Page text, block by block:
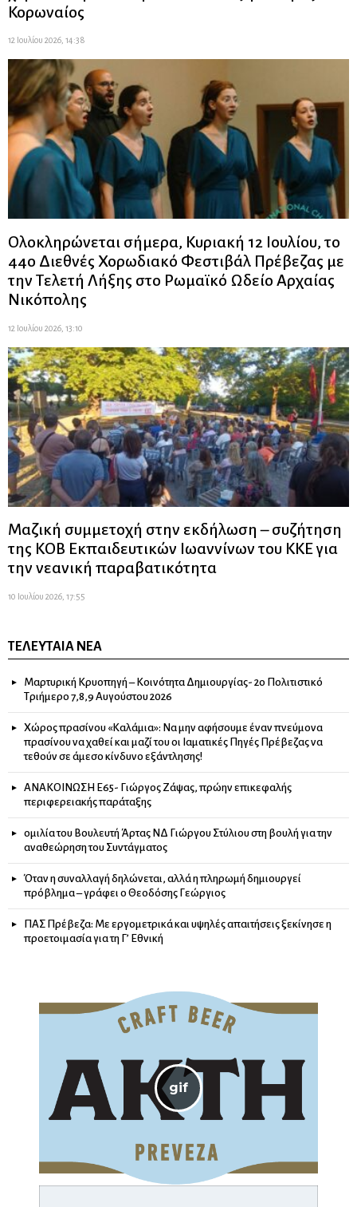
Κορωναίος
12 Ιουλίου 2026, 14:38
Ολοκληρώνεται σήμερα, Κυριακή 12 Ιουλίου, το
44ο Διεθνές Χορωδιακό Φεστιβάλ Πρέβεζας με
την Τελετή Λήξης στο Ρωμαϊκό Ωδείο Αρχαίας
Νικόπολης
12 Ιουλίου 2026, 13:10
Μαζική συμμετοχή στην εκδήλωση – συζήτηση
της ΚΟΒ Εκπαιδευτικών Ιωαννίνων του ΚΚΕ για
την νεανική παραβατικότητα
10 Ιουλίου 2026, 17:55
ΤΕΛΕΥΤΑΊΑ ΝΈΑ
Μαρτυρική Κρυοπηγή – Κοινότητα Δημιουργίας- 2ο Πολιτιστικό
Τριήμερο 7,8,9 Αυγούστου 2026
Χώρος πρασίνου «Καλάμια»: Να μην αφήσουμε έναν πνεύμονα
πρασίνου να χαθεί και μαζί του οι Ιαματικές Πηγές Πρέβεζας να
τεθούν σε άμεσο κίνδυνο εξάντλησης!
ΑΝΑΚΟΙΝΩΣΗ Ε65- Γιώργος Ζάψας, πρώην επικεφαλής
περιφερειακής παράταξης
ομιλία του Βουλευτή Άρτας ΝΔ Γιώργου Στύλιου στη βουλή για την
αναθεώρηση του Συντάγματος
Όταν η συναλλαγή δηλώνεται, αλλά η πληρωμή δημιουργεί
πρόβλημα – γράφει ο Θεοδόσης Γεώργιος
ΠΑΣ Πρέβεζα: Με εργομετρικά και υψηλές απαιτήσεις ξεκίνησε η
προετοιμασία για τη Γ’ Εθνική